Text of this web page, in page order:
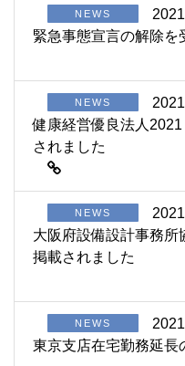
NEWS
緊急事態宣言の解除を
NEWS
健康経営優良法人
されました
NEWS
大阪府設備設計事務所
掲載されました
NEWS
東京支店在宅勤務延長